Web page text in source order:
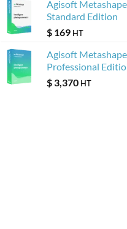
Agisoft Metashape
Standard Edition
$169 HT
Agisoft Metashape
Professional
$3,370 HT